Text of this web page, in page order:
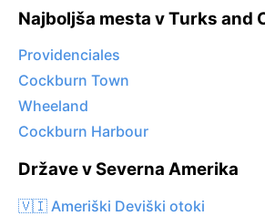
Najboljša mesta v Turks and
Providenciales
Cockburn Town
Wheeland
Cockburn Harbour
Države v Severna Amerika
🇻🇮 Ameriški Deviški otoki